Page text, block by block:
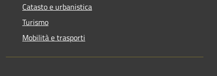
Catasto e urbanistica
Turismo
Mobilità e trasporti